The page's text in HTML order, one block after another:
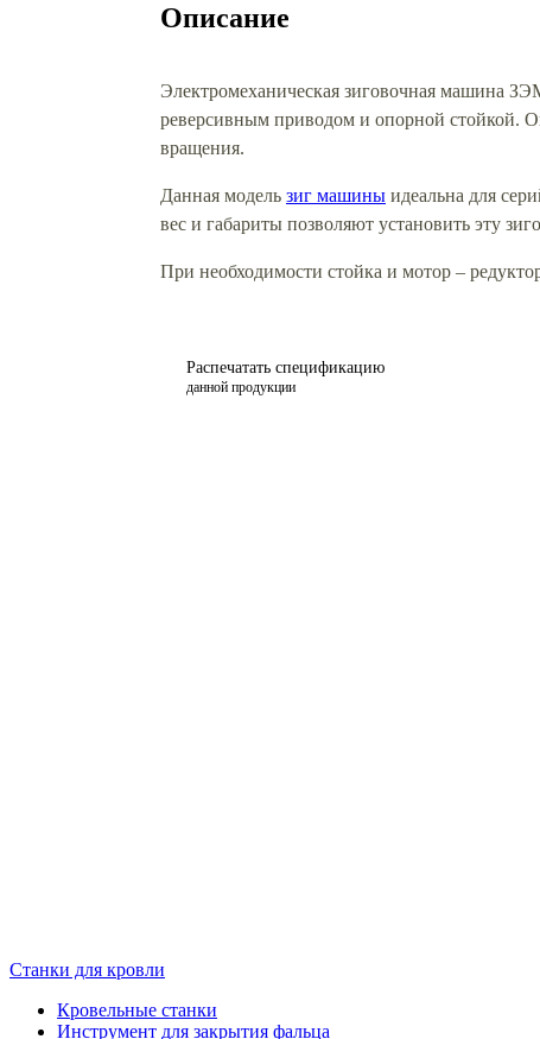
Описание
Электромеханическая зиговочная машина
реверсивным приводом и опорной стойкой.
вращения.
Данная модель зиг машины идеальна для
вес и габариты позволяют установить эту
При необходимости стойка и мотор –
Распечатать спецификацию
данной продукции
Станки для кровли
Кровельные станки
Инструмент для закрытия фальца